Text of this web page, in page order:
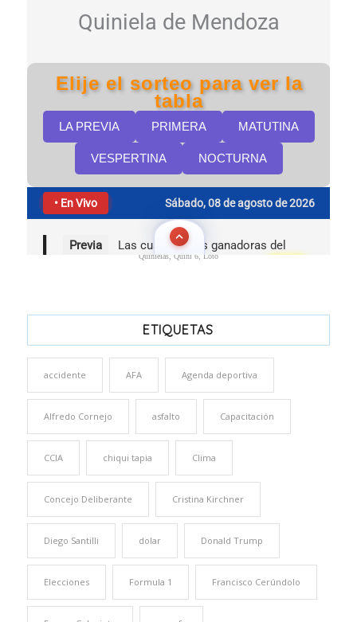
Quinielas, Quini 6, Loto
ETIQUETAS
accidente AFA Agenda deportiva
Alfredo Cornejo asfalto Capacitación
CCIA chiqui tapia Clima
Concejo Deliberante Cristina Kirchner
Diego Santilli dolar Donald Trump
Elecciones Formula 1 Francisco Cerúndolo